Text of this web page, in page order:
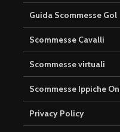
Guida Scommesse Gol
Scommesse Cavalli
Scommesse virtuali
Scommesse Ippiche
Privacy Policy